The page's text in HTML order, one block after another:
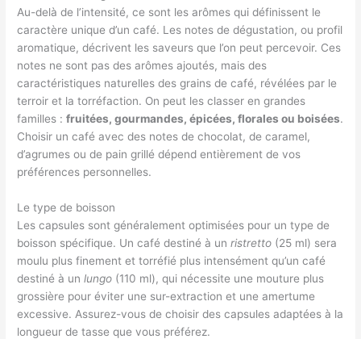
Au-delà de l’intensité, ce sont les arômes qui définissent le
caractère unique d’un café. Les notes de dégustation, ou profil
aromatique, décrivent les saveurs que l’on peut percevoir. Ces
notes ne sont pas des arômes ajoutés, mais des
caractéristiques naturelles des grains de café, révélées par le
terroir et la torréfaction. On peut les classer en grandes
familles :fruitées, gourmandes, épicées, florales ou boisées.
Choisir un café avec des notes de chocolat, de caramel,
d’agrumes ou de pain grillé dépend entièrement de vos
préférences personnelles.
Le type de boisson
Les capsules sont généralement optimisées pour un type de
boisson spécifique. Un café destiné à unristretto (25 ml) sera
moulu plus finement et torréfié plus intensément qu’un café
destiné à unlungo (110 ml), qui nécessite une mouture plus
grossière pour éviter une sur-extraction et une amertume
excessive. Assurez-vous de choisir des capsules adaptées à la
longueur de tasse que vous préférez.